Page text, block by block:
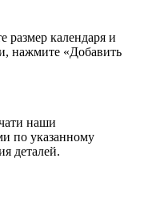
размер календаря и
нажмите «Добавить
наши
по указанному
деталей.